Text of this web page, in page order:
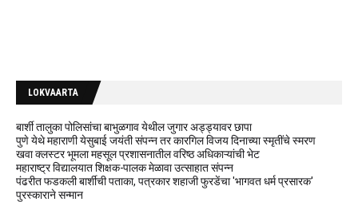
LOKVAARTA
बार्शी तालुका पोलिसांचा बाभुळगाव येथील जुगार अड्ड्यावर छापा
पुणे येथे महाराणी येसुबाई जयंती संपन्न तर कारगिल विजय दिनाच्या स्मृतींचे स्मरण
खवा क्लस्टर भूमला महसूल प्रशासनातील वरिष्ठ अधिकाऱ्यांची भेट
महाराष्ट्र विद्यालयात शिक्षक-पालक मेळावा उत्साहात संपन्न
पंढरीत फडकली बार्शीची पताका, पत्रकार शहाजी फुरडेंचा 'भागवत धर्म प्रसारक'
पुरस्काराने सन्मान